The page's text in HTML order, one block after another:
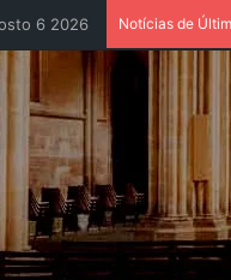
6 2026 Notícias de